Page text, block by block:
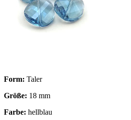
Form: Taler
Größe: 18 mm
Farbe: hellblau